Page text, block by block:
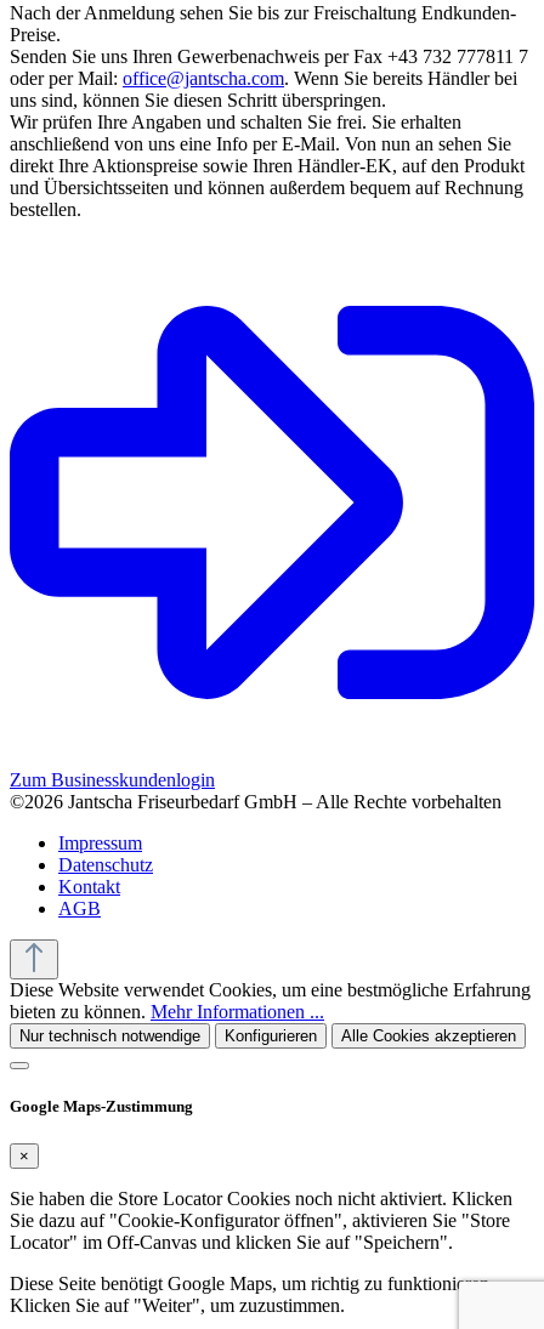
Nach der Anmeldung sehen Sie bis zur Freischaltung Endkunden-
Preise.
Senden Sie uns Ihren Gewerbenachweis per Fax +43 732 777811 7
oder per Mail: office@jantscha.com. Wenn Sie bereits Händler bei
uns sind, können Sie diesen Schritt überspringen.
Wir prüfen Ihre Angaben und schalten Sie frei. Sie erhalten
anschließend von uns eine Info per E-Mail. Von nun an sehen Sie
direkt Ihre Aktionspreise sowie Ihren Händler-EK, auf den Produkt
und Übersichtsseiten und können außerdem bequem auf Rechnung
bestellen.
Zum Businesskundenlogin
©2026 Jantscha Friseurbedarf GmbH – Alle Rechte vorbehalten
Impressum
Datenschutz
Kontakt
AGB
Diese Website verwendet Cookies, um eine bestmögliche Erfahrung
bieten zu können. Mehr Informationen ...
Nur technisch notwendige Konfigurieren Alle Cookies akzeptieren
Google Maps-Zustimmung
×
Sie haben die Store Locator Cookies noch nicht aktiviert. Klicken
Sie dazu auf "Cookie-Konfigurator öffnen", aktivieren Sie "Store
Locator" im Off-Canvas und klicken Sie auf "Speichern".
Diese Seite benötigt Google Maps, um richtig zu funktionieren.
Klicken Sie auf "Weiter", um zuzustimmen.